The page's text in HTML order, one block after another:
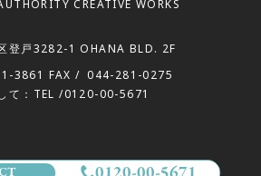
CREATIVE WORKS
登戸3282-1 OHANA BLD. 2F
3861 FAX / 044-281-0275
て：TEL /0120-00-5671
解決